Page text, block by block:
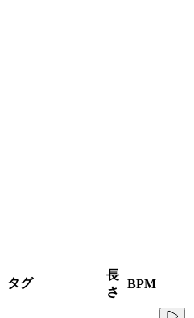
タグ
長
さ
BPM